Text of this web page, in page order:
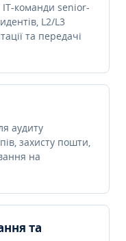
IT-команди senior-
L2/L3
та передачі
аудиту
захисту пошти,
на
та